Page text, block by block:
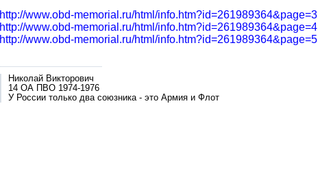
http://www.obd-memorial.ru/html/info.htm?id=261989364&page=3
http://www.obd-memorial.ru/html/info.htm?id=261989364&page=4
http://www.obd-memorial.ru/html/info.htm?id=261989364&page=5
Николай Викторович
14 ОА ПВО 1974-1976
У России только два союзника - это Армия и Флот